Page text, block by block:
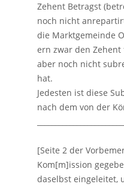
Zehent Betragst
noch nicht
die Marktgemeinde
ern zwar den Zehent
aber noch nicht
hat.
Jedesten ist diese
nach dem von der
[Seite 2 der
Kom[m]ission
daselbst eingeleitet,